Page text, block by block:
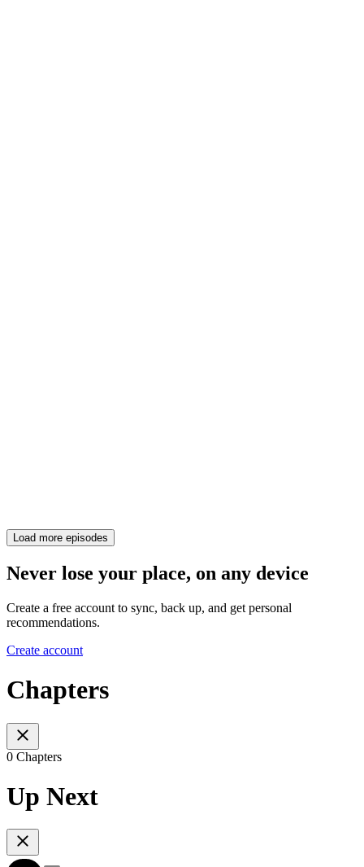
Load more episodes
Never lose your place, on any device
Create a free account to sync, back up, and get personal
recommendations.
Create account
Chapters
0 Chapters
Up Next